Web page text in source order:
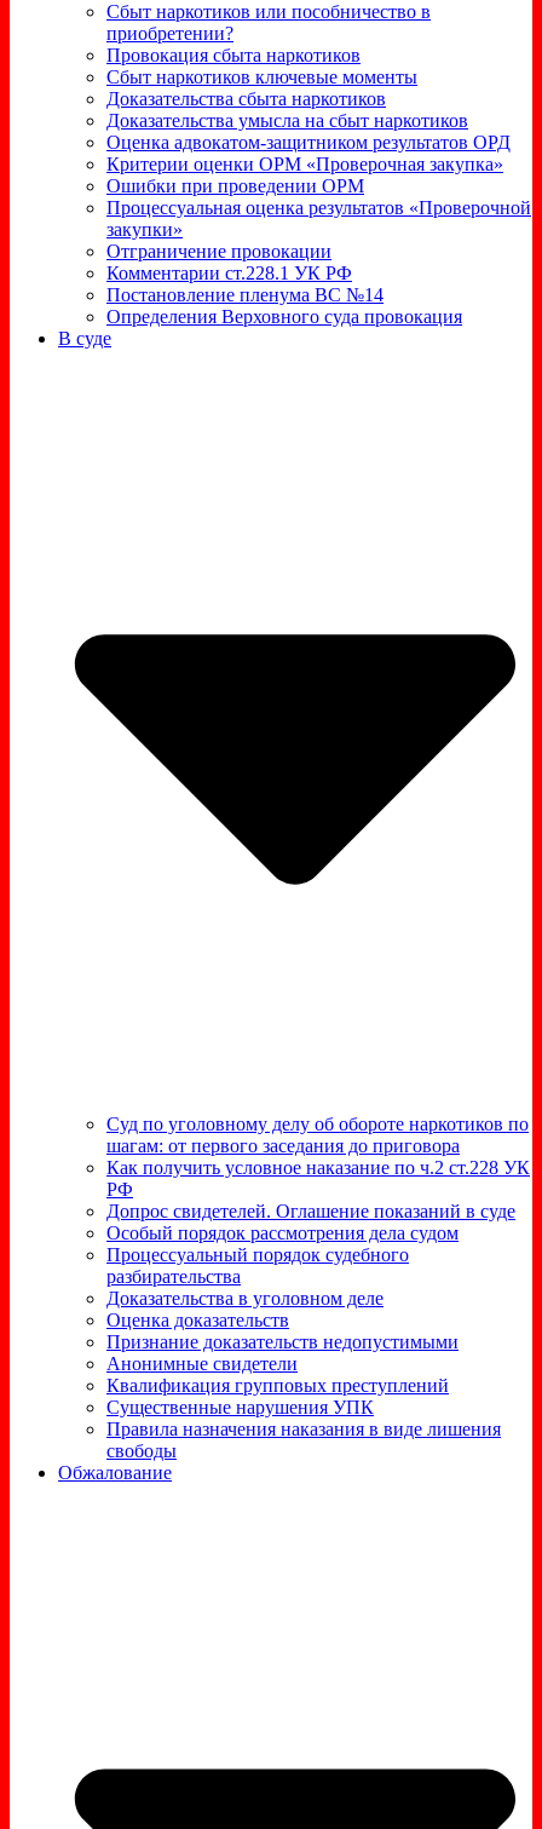
Сбыт наркотиков или пособничество в
приобретении?
Провокация сбыта наркотиков
Сбыт наркотиков ключевые моменты
Доказательства сбыта наркотиков
Доказательства умысла на сбыт наркотиков
Оценка адвокатом-защитником результатов ОРД
Критерии оценки ОРМ «Проверочная закупка»
Ошибки при проведении ОРМ
Процессуальная оценка результатов «Проверочной
закупки»
Отграничение провокации
Комментарии ст.228.1 УК РФ
Постановление пленума ВС №14
Определения Верховного суда провокация
В суде
Суд по уголовному делу об обороте наркотиков по
шагам: от первого заседания до приговора
Как получить условное наказание по ч.2 ст.228 УК
РФ
Допрос свидетелей. Оглашение показаний в суде
Особый порядок рассмотрения дела судом
Процессуальный порядок судебного
разбирательства
Доказательства в уголовном деле
Оценка доказательств
Признание доказательств недопустимыми
Анонимные свидетели
Квалификация групповых преступлений
Существенные нарушения УПК
Правила назначения наказания в виде лишения
свободы
Обжалование